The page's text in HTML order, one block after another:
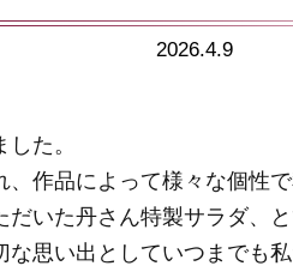
2026.4.9
た。
作品によって様々な個性
いた丹さん特製サラダ、
思い出としていつまでも